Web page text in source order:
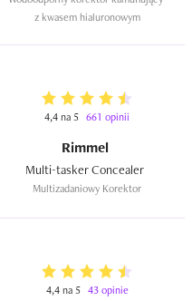
z kwasem hialuronowym
4,4 na 5 661 opinii
Rimmel
Multizadaniowy Korektor
4,4 na 5 43 opinie